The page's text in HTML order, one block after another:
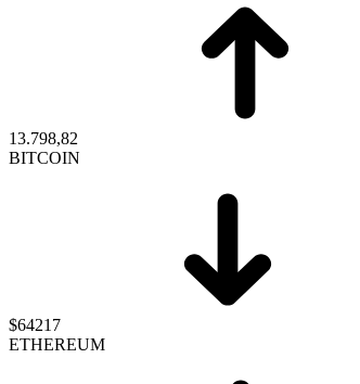
13.798,82
BITCOIN
$64217
ETHEREUM